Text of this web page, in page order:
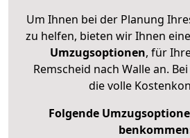
Um Ihnen bei der Planung
zu helfen, bieten wir Ihnen eine
Umzugsoptionen, für
Remscheid nach Walle an.
die volle
Folgende